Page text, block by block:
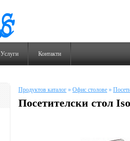
Услуги Контакти
Продуктов каталог » Офис столове »
Посетителски стол